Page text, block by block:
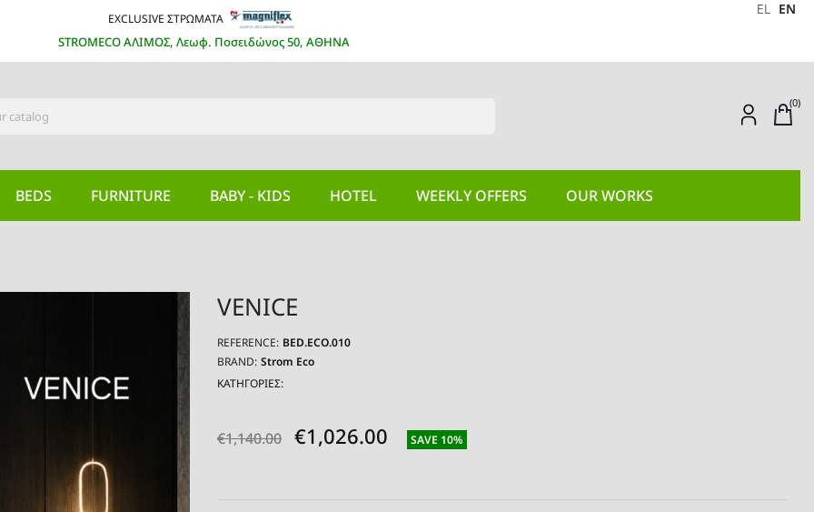
EXCLUSIVE ΣΤΡΩΜΑΤΑ
STROMECO ΑΛΙΜΟΣ, Λεωφ. Ποσειδώνος 50, ΑΘΗΝΑ
EL EN
(0)
BEDS FURNITURE BABY - KIDS HOTEL WEEKLY OFFERS OUR WORKS
VENICE
REFERENCE: BED.ECO.010
BRAND: Strom Eco
ΚΑΤΗΓΟΡΙΕΣ:
€1,140.00 €1,026.00 SAVE 10%